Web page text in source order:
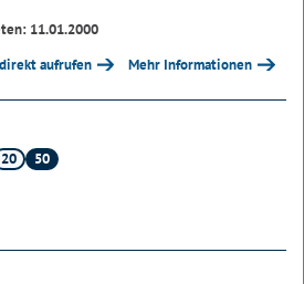
11.01.2000
aufrufen Mehr Informationen
20 50